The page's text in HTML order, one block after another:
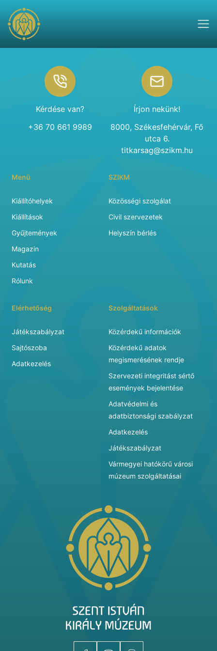
Kérdése van?
+36 70 661 9989
Írjon nekünk!
8000, Székesfehérvár, Fő
utca 6.
titkarsag@szikm.hu
Menü
Kiállítóhelyek
Kiállítások
Gyűjtemények
Magazin
Kutatás
Rólunk
SZIKM
Közösségi szolgálat
Civil szervezetek
Helyszín bérlés
Elérhetőség
Játékszabályzat
Sajtószoba
Adatkezelés
Szolgáltatások
Közérdekű információk
Közérdekű adatok
megismerésének rendje
Szervezeti integritást sértő
események bejelentése
Adatvédelmi és
adatbiztonsági szabályzat
Adatkezelés
Játékszabályzat
Vármegyei hatókörű városi
múzeum szolgáltatásai